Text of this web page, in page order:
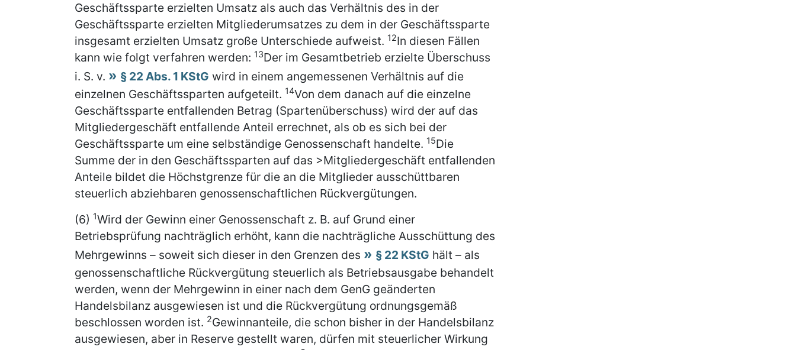
Geschäftssparte erzielten Umsatz als auch das Verhältnis des in der
Geschäftssparte erzielten Mitgliederumsatzes zu dem in der Geschäftssparte
insgesamt erzielten Umsatz große Unterschiede aufweist. 12In diesen Fällen
kann wie folgt verfahren werden: 13Der im Gesamtbetrieb erzielte Überschuss
i. S. v.
§ 22 Abs. 1 KStG wird in einem angemessenen Verhältnis auf die
einzelnen Geschäftssparten aufgeteilt. 14Von dem danach auf die einzelne
Geschäftssparte entfallenden Betrag (Spartenüberschuss) wird der auf das
Mitgliedergeschäft entfallende Anteil errechnet, als ob es sich bei der
Geschäftssparte um eine selbständige Genossenschaft handelte. 15Die
Summe der in den Geschäftssparten auf das >Mitgliedergeschäft entfallenden
Anteile bildet die Höchstgrenze für die an die Mitglieder ausschüttbaren
steuerlich abziehbaren genossenschaftlichen Rückvergütungen.
(6) 1Wird der Gewinn einer Genossenschaft z. B. auf Grund einer
Betriebsprüfung nachträglich erhöht, kann die nachträgliche Ausschüttung des
Mehrgewinns – soweit sich dieser in den Grenzen des
§ 22 KStG hält – als
genossenschaftliche Rückvergütung steuerlich als Betriebsausgabe behandelt
werden, wenn der Mehrgewinn in einer nach dem GenG geänderten
Handelsbilanz ausgewiesen ist und die Rückvergütung ordnungsgemäß
beschlossen worden ist. 2Gewinnanteile, die schon bisher in der Handelsbilanz
ausgewiesen, aber in Reserve gestellt waren, dürfen mit steuerlicher Wirkung